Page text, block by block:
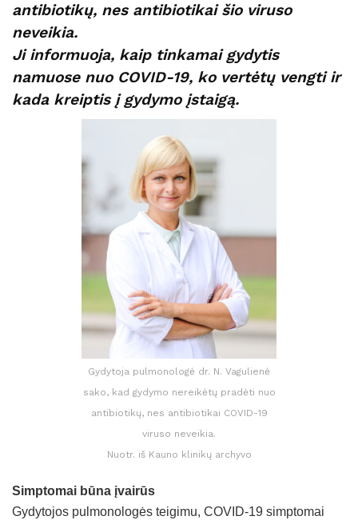
antibiotikų, nes antibiotikai šio viruso
neveikia.
Ji informuoja, kaip tinkamai gydytis
namuose nuo COVID-19, ko vertėtų vengti ir
kada kreiptis į gydymo įstaigą.
Gydytoja pulmonologė dr. N. Vagulienė
sako, kad gydymo nereikėtų pradėti nuo
antibiotikų, nes antibiotikai COVID-19
viruso neveikia.
Nuotr. iš Kauno klinikų archyvo
Simptomai būna įvairūs
Gydytojos pulmonologės teigimu, COVID-19 simptomai